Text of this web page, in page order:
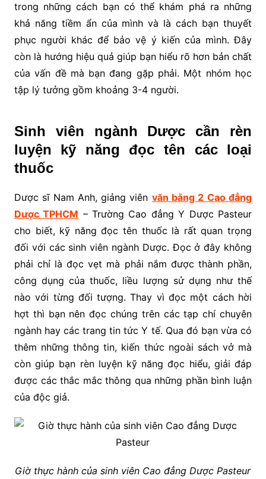
trong những cách bạn có thể khám phá ra những
khả năng tiềm ẩn của mình và là cách bạn thuyết
phục người khác để bảo vệ ý kiến của mình. Đây
còn là hướng hiệu quả giúp bạn hiểu rõ hơn bản chất
của vấn đề mà bạn đang gặp phải. Một nhóm học
tập lý tưởng gồm khoảng 3-4 người.
Sinh viên ngành Dược cần rèn
luyện kỹ năng đọc tên các loại
thuốc
Dược sĩ Nam Anh, giảng viên văn bằng 2 Cao đẳng
Dược TPHCM – Trường Cao đẳng Y Dược Pasteur
cho biết, kỹ năng đọc tên thuốc là rất quan trọng
đối với các sinh viên ngành Dược. Đọc ở đây không
phải chỉ là đọc vẹt mà phải nắm được thành phần,
công dụng của thuốc, liều lượng sử dụng như thế
nào với từng đối tượng. Thay vì đọc một cách hời
hợt thì bạn nên đọc chúng trên các tạp chí chuyên
ngành hay các trang tin tức Y tế. Qua đó bạn vừa có
thêm những thông tin, kiến thức ngoài sách vở mà
còn giúp bạn rèn luyện kỹ năng đọc hiểu, giải đáp
được các thắc mắc thông qua những phần bình luận
của độc giả.
Giờ thực hành của sinh viên Cao đẳng Dược Pasteur